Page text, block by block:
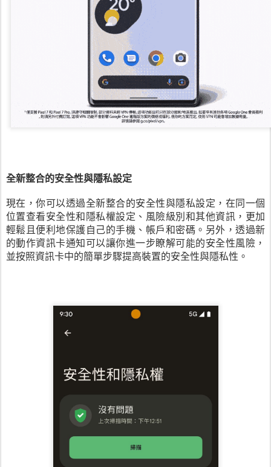
全新整合的安全性與隱私設定
現在，你可以透過全新整合的安全性與隱私設定，在同一個
位置查看安全性和隱私權設定、風險級別和其他資訊，更加
輕鬆且便利地保護自己的手機、帳戶和密碼。另外，透過新
的動作資訊卡通知可以讓你進一步瞭解可能的安全性風險，
並按照資訊卡中的簡單步驟提高裝置的安全性與隱私性。